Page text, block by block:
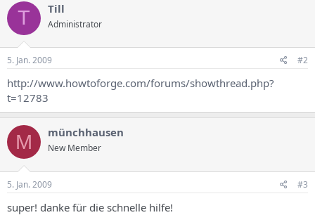
T Till
Administrator
5. Jan. 2009 #2
http://www.howtoforge.com/forums/showthread.php?
t=12783
M münchhausen
New Member
5. Jan. 2009 #3
super! danke für die schnelle hilfe!